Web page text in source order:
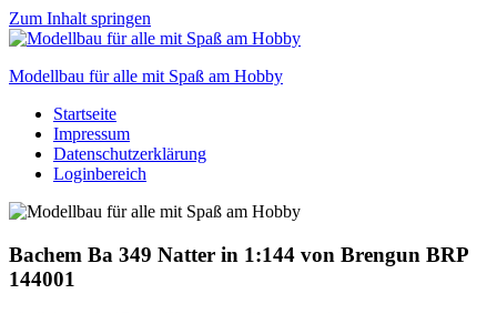
Zum Inhalt springen
Modellbau für alle mit Spaß am Hobby
Scale
modelling
to
Startseite
Impressum
Datenschutzerklärung
Loginbereich
Bachem Ba 349 Natter in 1:144 von Brengun BRP
144001